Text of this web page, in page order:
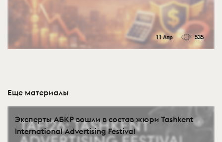
11 Апр 535
Еще материалы
Эксперты АБКР вошли в состав жюри Tashkent
International Advertising Festival